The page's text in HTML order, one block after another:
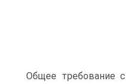
Общее требование